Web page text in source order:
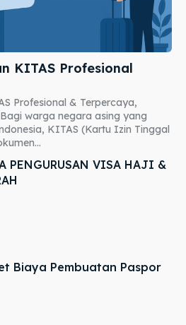
KITAS Profesional
Profesional & Terpercaya,
warga negara asing yang
KITAS (Kartu Izin Tinggal
PENGURUSAN VISA HAJI &
Biaya Pembuatan Paspor